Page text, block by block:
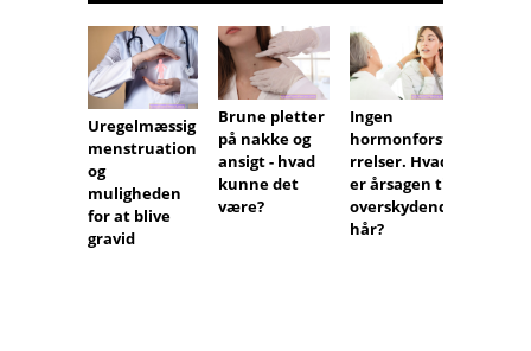
Uregelmæssig
menstruation
og
muligheden
for at blive
gravid
Brune pletter
på nakke og
ansigt - hvad
kunne det
være?
Ingen
hormonforsty
rrelser. Hvad
er årsagen til
overskydende
hår?